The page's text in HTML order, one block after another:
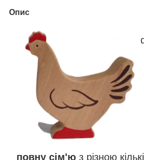
Опис
повну сім'юз різною